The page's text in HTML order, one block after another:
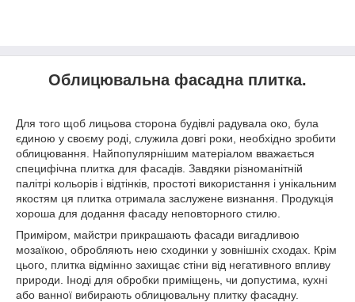
Облицювальна фасадна плитка.
Для того щоб лицьова сторона будівлі радувала око, була
єдиною у своєму роді, служила довгі роки, необхідно зробити
облицювання. Найпопулярнішим матеріалом вважається
специфічна плитка для фасадів. Завдяки різноманітній
палітрі кольорів і відтінків, простоті використання і унікальним
якостям ця плитка отримала заслужене визнання. Продукція
хороша для додання фасаду неповторного стилю.
Приміром, майстри прикрашають фасади вигадливою
мозаїкою, обробляють нею сходинки у зовнішніх сходах. Крім
цього, плитка відмінно захищає стіни від негативного впливу
природи. Іноді для обробки приміщень, чи допустима, кухні
або ванної вибирають облицювальну плитку фасадну.